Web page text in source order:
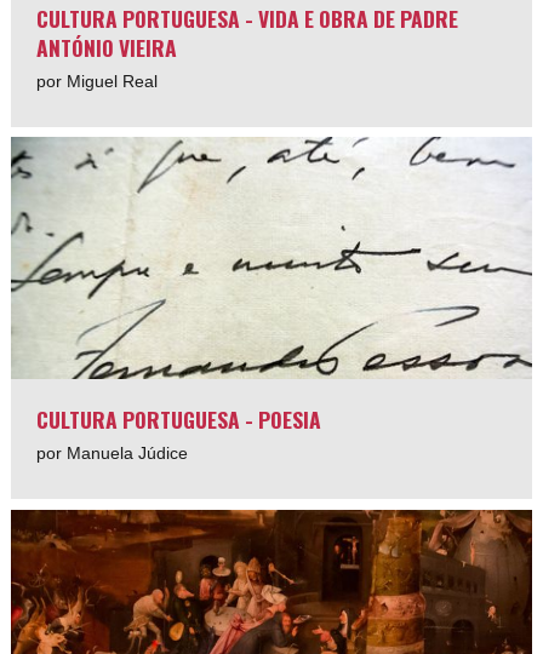
CULTURA PORTUGUESA - VIDA E OBRA DE PADRE
ANTÓNIO VIEIRA
por Miguel Real
CULTURA PORTUGUESA - POESIA
por Manuela Júdice